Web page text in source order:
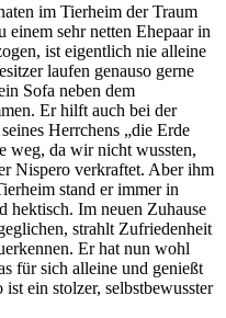
im Tierheim der Traum
sehr netten Ehepaar in
ist eigentlich nie alleine
laufen genauso gerne
Sofa neben dem
Er hilft auch bei der
Herrchens „die Erde
weg, da wir nicht wussten,
Nispero verkraftet. Aber ihm
stand er immer in
hektisch. Im neuen Zuhause
strahlt Zufriedenheit
Er hat nun wohl
für sich alleine und genießt
ein stolzer, selbstbewusster